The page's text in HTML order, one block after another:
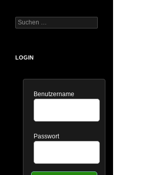
Suchen
nach:
LOGIN
Benutzername
Passwort